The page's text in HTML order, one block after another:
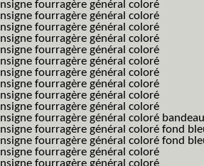
Insigne fourragère général coloré
Insigne fourragère général coloré
Insigne fourragère général coloré
Insigne fourragère général coloré
Insigne fourragère général coloré
Insigne fourragère général coloré
Insigne fourragère général coloré
Insigne fourragère général coloré
Insigne fourragère général coloré
Insigne fourragère général coloré
Insigne fourragère général coloré
Insigne fourragère général coloré fond
Insigne fourragère général coloré fond
Insigne fourragère général coloré
Insigne fourragère général coloré